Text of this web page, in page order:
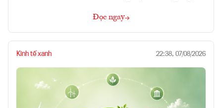
Đọc ngay
Kinh tế xanh 22:38, 07/08/2026